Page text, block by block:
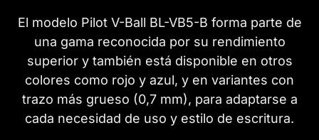
El modelo Pilot V-Ball BL-VB5-B forma parte de
una gama reconocida por su rendimiento
superior y también está disponible en otros
colores como rojo y azul, y en variantes con
trazo más grueso (0,7 mm), para adaptarse a
cada necesidad de uso y estilo de escritura.